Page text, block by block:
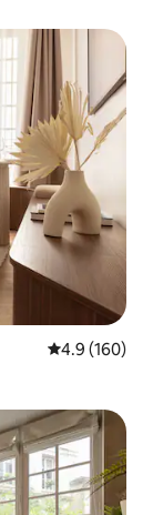
औसत रेटिंग 5 में
4.9 (160)